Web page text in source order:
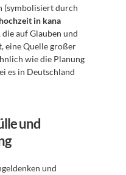
(symbolisiert durch
hochzeit in kana
auf Glauben und
eine Quelle großer
wie die Planung
es in Deutschland
und
und